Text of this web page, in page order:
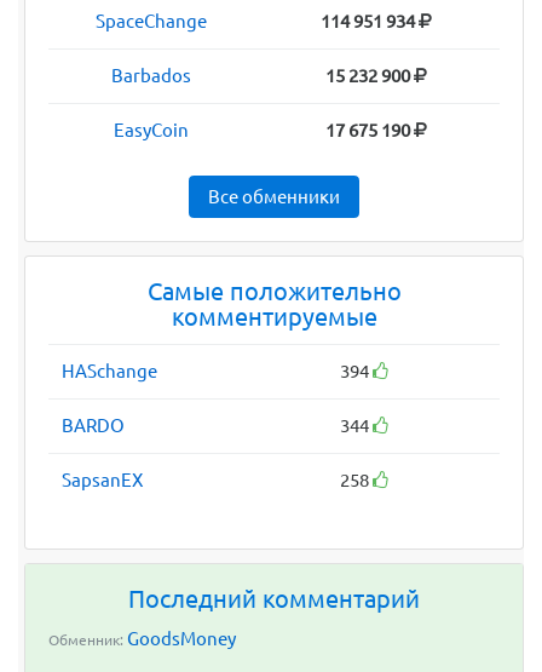
SpaceChange 114 951 934
Barbados 15 232 900
EasyCoin 17 675 190
Все обменники
Самые положительно
комментируемые
HASchange 394
BARDO 344
SapsanEX 258
Последний комментарий
Обменник: GoodsMoney